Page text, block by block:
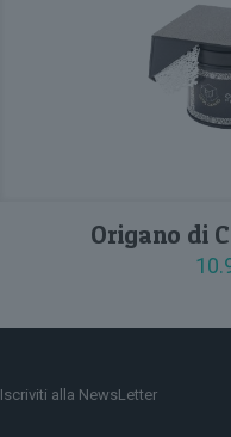
Origano di
Iscriviti alla NewsLetter